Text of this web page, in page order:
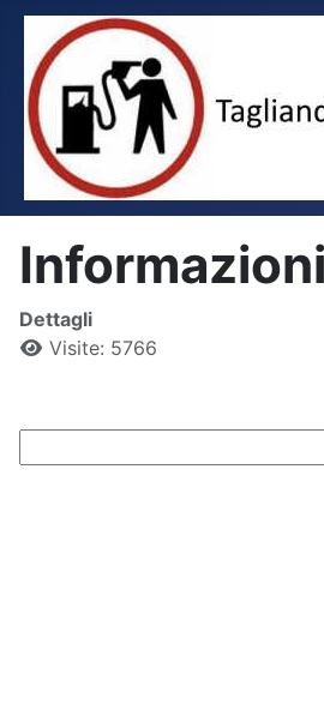
Dettagli
Visite: 5766